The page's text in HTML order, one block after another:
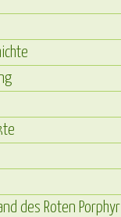
des Roten Porphyr